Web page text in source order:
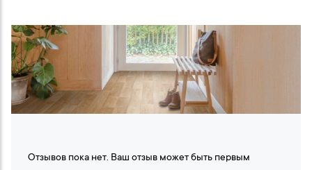
Отзывов пока нет. Ваш отзыв может быть первым